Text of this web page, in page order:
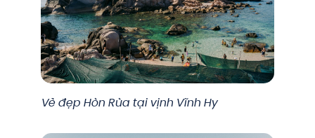
Vẻ đẹp Hòn Rùa tại vịnh Vĩnh Hy